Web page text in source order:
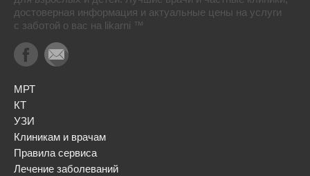
достоверная информация и актуальные цены на услуги
с заботой о вас на likarni ™
МРТ
КТ
УЗИ
Клиникам и врачам
Правила сервиса
Лечение заболеваний